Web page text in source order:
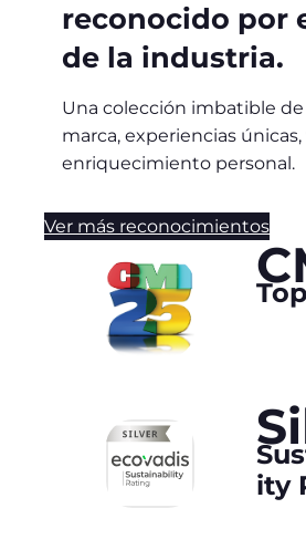
reconocido por
de la industria.
Una colección imbatible
marca, experiencias únicas,
enriquecimiento personal.
Ver más reconocimientos
ity